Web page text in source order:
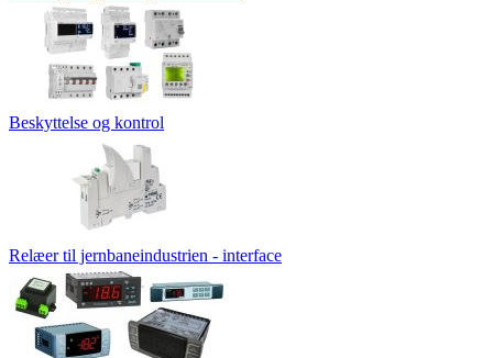
Beskyttelse og kontrol
Relæer til jernbaneindustrien - interface